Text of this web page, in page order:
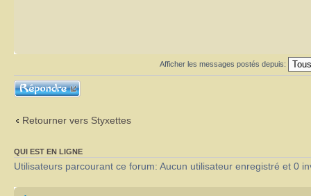
Afficher les messages postés depuis:
Répondre
Retourner vers Styxettes
QUI EST EN LIGNE
Utilisateurs parcourant ce forum: Aucun utilisateur enregistré et 0